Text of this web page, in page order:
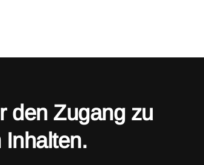
den Zugang zu
Inhalten.